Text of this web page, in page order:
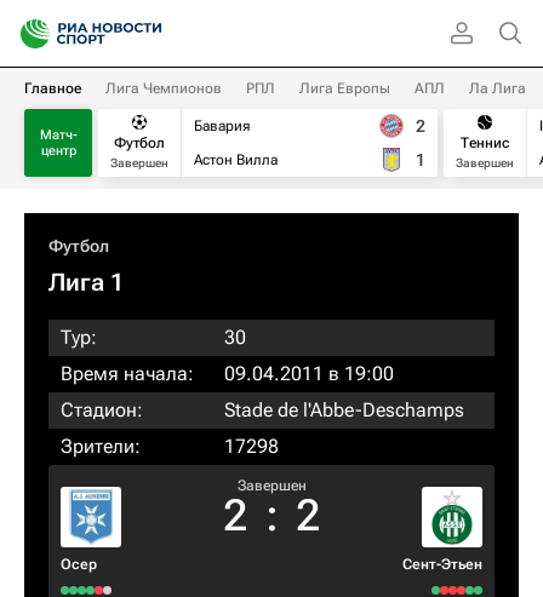
Главное Лига Чемпионов РПЛ Лига Европы АПЛ Ла Лига
Матч-
центр
Футбол
Завершен
Бавария
Астон Вилла
2
1
Теннис
Завершен
Футбол
Лига 1
Тур:
30
Время начала:
09.04.2011 в 19:00
Стадион:
Stade de l'Abbe-Deschamps
Зрители:
17298
Осер
Завершен
2 : 2
Сент-Этьен